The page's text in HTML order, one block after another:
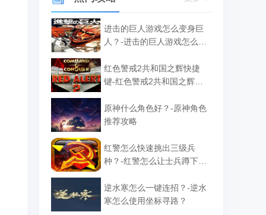
进击的巨人游戏怎么变身巨
人？-进击的巨人游戏怎么补
红色警戒2共和国之辉快捷
键-红色警戒2共和国之辉快
原神什么角色好？-原神角色
推荐攻略
红警怎么快速挑出三级兵
种？-红警怎么让士兵蹲下攻
逆水寒怎么一键连招？-逆水
寒怎么使用坐标寻路？